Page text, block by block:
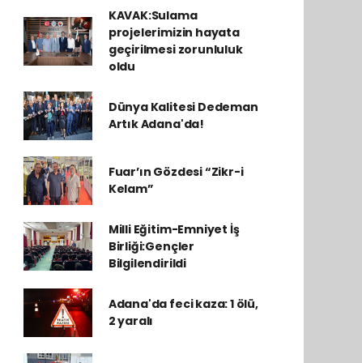
KAVAK:Sulama
projelerimizin hayata
geçirilmesi zorunluluk
oldu
Dünya Kalitesi Dedeman
Artık Adana'da!
Fuar’ın Gözdesi “Zikr-i
Kelam”
Milli Eğitim-Emniyet İş
Birliği:Gençler
Bilgilendirildi
Adana'da feci kaza: 1 ölü,
2 yaralı